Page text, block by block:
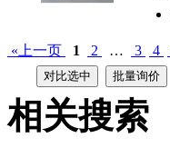
«上一页 1 2 … 3 4
相关搜索